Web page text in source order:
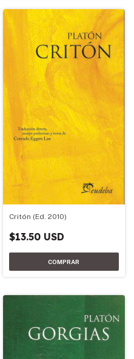
Critón (Ed. 2010)
$13.50 USD